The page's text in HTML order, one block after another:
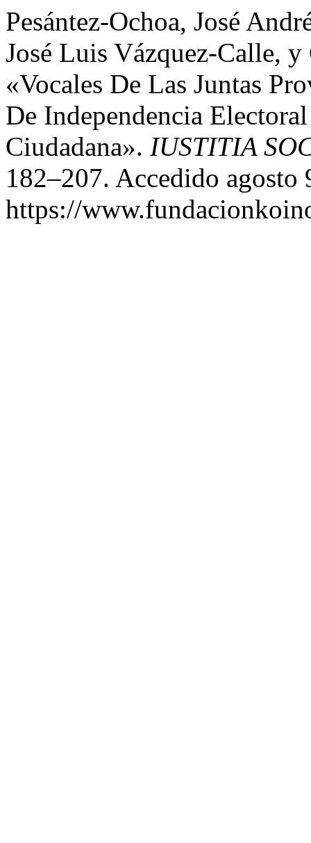
Pesántez-Ochoa, José
José Luis Vázquez-Calle,
«Vocales De Las Juntas
De Independencia
Ciudadana». IUSTITIA
182–207. Accedido agosto
https://